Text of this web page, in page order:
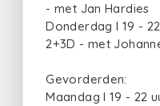
- met Jan Hardies
Donderdag I 19 -
2+3D - met
Gevorderden:
Maandag I 19 - 22